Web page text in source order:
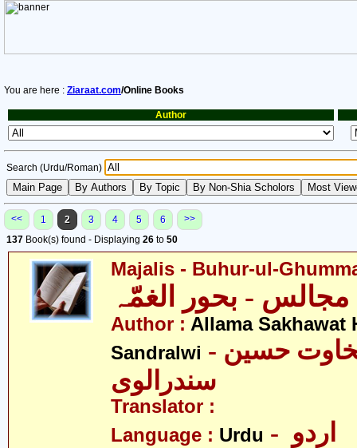
You are here : Ziaraat.com/Online Books
Author
Search (Urdu/Roman)
<< 1 2 3 4 5 6
>>
137 Book(s) found - Displaying 26 to 50
Majalis - Buhur-ul-
مجالس - بحور الغمّہ
Author : Allama Sakhawat
Sandralwi - علامہ سخاوت حسین
سندرالوی
Translator :
Language : Urdu